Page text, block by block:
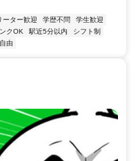
ーター歓迎 学歴不問
学生歓迎
クOK 駅近5分以内
シフト制
由